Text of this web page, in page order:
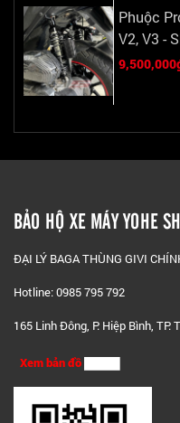
Phuộc
V2, V3 -
BẢO HỘ XE MÁY YOHE
ĐẠI LÝ BAGA THÙNG GIVI
Hotline: 0985 795 792
165 Linh Đông, P. Hiệp Bình, TP.
Xem bản đồ